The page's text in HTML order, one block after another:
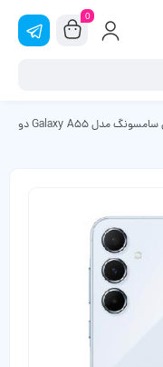
0
گوشی موبایل سامسونگ مدل Galaxy A55 دو